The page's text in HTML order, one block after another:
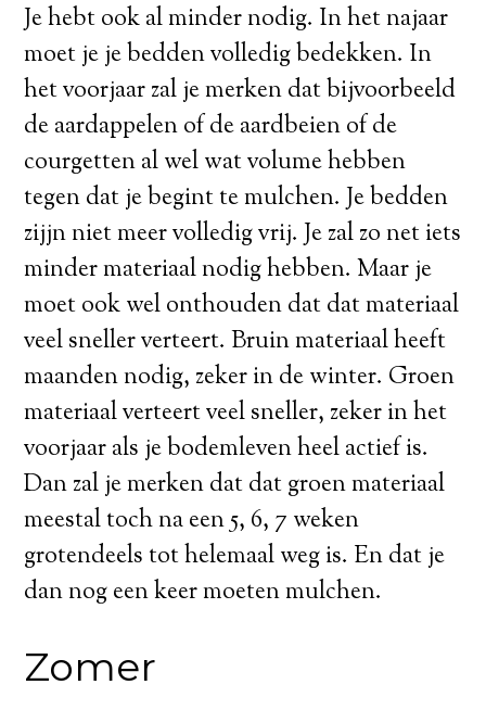
Je hebt ook al minder nodig. In het najaar
moet je je bedden volledig bedekken. In
het voorjaar zal je merken dat bijvoorbeeld
de aardappelen of de aardbeien of de
courgetten al wel wat volume hebben
tegen dat je begint te mulchen. Je bedden
zijjn niet meer volledig vrij. Je zal zo net iets
minder materiaal nodig hebben. Maar je
moet ook wel onthouden dat dat materiaal
veel sneller verteert. Bruin materiaal heeft
maanden nodig, zeker in de winter. Groen
materiaal verteert veel sneller, zeker in het
voorjaar als je bodemleven heel actief is.
Dan zal je merken dat dat groen materiaal
meestal toch na een 5, 6, 7 weken
grotendeels tot helemaal weg is. En dat je
dan nog een keer moeten mulchen.
Zomer